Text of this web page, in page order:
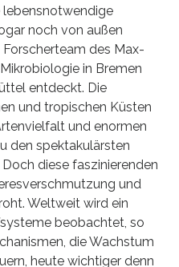
lebensnotwendige
noch von außen
des Max-
in Bremen
entdeckt. Die
und tropischen Küsten
und enormen
den spektakulärsten
diese faszinierenden
und
Weltweit wird ein
beobachtet, so
die Wachstum
heute wichtiger denn